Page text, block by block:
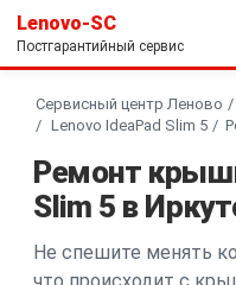
Lenovo-SC
Постгарантийный сервис
Сервисный центр Леново
Lenovo IdeaPad Slim 5
Ремонт
Slim 5 в
Не спешите менять
что происходит с